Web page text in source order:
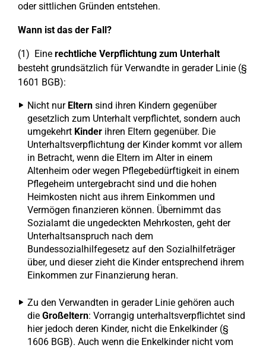
oder sittlichen Gründen entstehen.
Wann ist das der Fall?
(1) Eine rechtliche Verpflichtung zum Unterhalt
besteht grundsätzlich für Verwandte in gerader Linie (§
1601 BGB):
Nicht nur Eltern sind ihren Kindern gegenüber
gesetzlich zum Unterhalt verpflichtet, sondern auch
umgekehrt Kinder ihren Eltern gegenüber. Die
Unterhaltsverpflichtung der Kinder kommt vor allem
in Betracht, wenn die Eltern im Alter in einem
Altenheim oder wegen Pflegebedürftigkeit in einem
Pflegeheim untergebracht sind und die hohen
Heimkosten nicht aus ihrem Einkommen und
Vermögen finanzieren können. Übernimmt das
Sozialamt die ungedeckten Mehrkosten, geht der
Unterhaltsanspruch nach dem
Bundessozialhilfegesetz auf den Sozialhilfeträger
über, und dieser zieht die Kinder entsprechend ihrem
Einkommen zur Finanzierung heran.
Zu den Verwandten in gerader Linie gehören auch
die Großeltern: Vorrangig unterhaltsverpflichtet sind
hier jedoch deren Kinder, nicht die Enkelkinder (§
1606 BGB). Auch wenn die Enkelkinder nicht vom